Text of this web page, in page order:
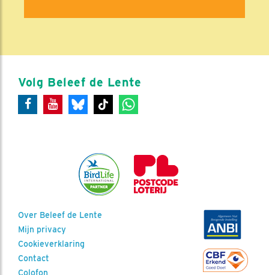
Volg Beleef de Lente
Over Beleef de Lente
Mijn privacy
Cookieverklaring
Contact
Colofon